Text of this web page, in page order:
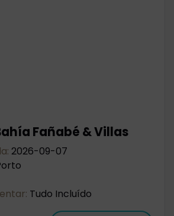
Fañabé & Villas
2026-09-07
Tudo Incluído